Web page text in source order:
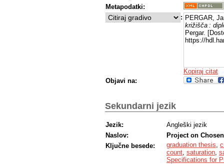
Metapodatki:
: PERGAR,
križišča :
Pergar.
https://
Kopiraj citat
Objavi na:
Sekundarni jezik
Jezik:
Angleški jezik
Naslov:
Project on
Ključne besede:
graduation thesis
count saturation
Specifications for